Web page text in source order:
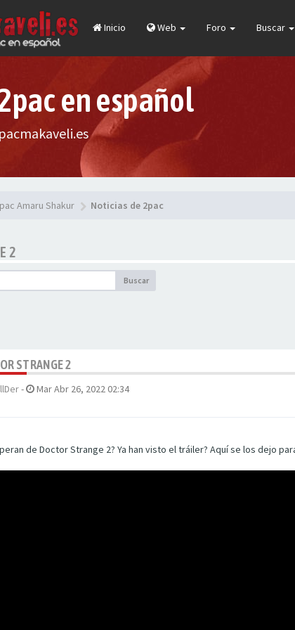
Inicio Web Foro Buscar
en español
Amaru Shakur Noticias de 2pac
2
Buscar
STRANGE 2
- Mar Abr 26, 2022 02:34
de Doctor Strange 2? Ya han visto el tráiler? Aquí se los dejo